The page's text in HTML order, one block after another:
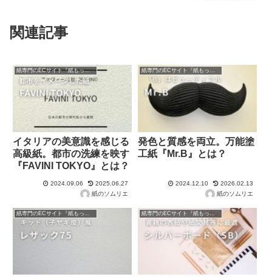
関連記事
紙専門のECサイト『紙もっと！』の商品紹介！
イタリアの美意識を感じる
高級紙。都市の洗練を映す
『FAVINI TOKYO』とは？
2024.09.06
2025.06.27
紙のソムリエ
紙専門のECサイト『紙もっと！』の商品紹介！
発色と質感を両立。万能塗
工紙『Mr.B』とは？
2024.12.10
2026.02.13
紙のソムリエ
紙専門のECサイト『紙もっと！』の商品紹介！ 紙専門のECサイト『紙もっと！』の商品紹介！